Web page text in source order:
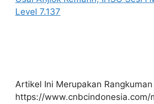
Level 7.137
Artikel Ini Merupakan Rangkuman
https://www.cnbcindonesia.com/